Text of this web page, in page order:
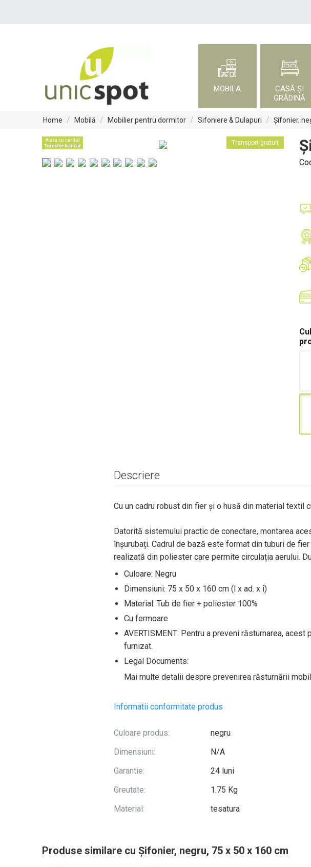
MOBILA
CASĂ ȘI
GRĂDINĂ
Home / Mobilă / Mobilier pentru dormitor / Sifoniere & Dulapuri / Șifonier,
Transport gratuit
Descriere
Cu un cadru robust din fier și o husă din material textil
Datorită sistemului practic de conectare, montarea
înșurubați. Cadrul de bază este format din tuburi de
realizată din poliester care permite circulația aerului.
Culoare: Negru
Dimensiuni: 75 x 50 x 160 cm (l x ad. x î)
Material: Tub de fier + poliester 100%
Cu fermoare
AVERTISMENT: Pentru a preveni răsturnarea,
furnizat.
Legal Documents:
Mai multe detalii despre prevenirea răsturnării
Informatii conformitate produs
Culoare produs:
negru
Dimensiuni:
N/A
Garantie:
24 luni
Greutate:
1.75 Kg
Material:
tesatura
Produse similare cu Șifonier, negru, 75 x 50 x 160 cm